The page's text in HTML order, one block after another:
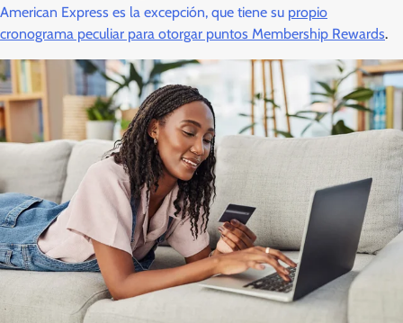
American Express es la excepción, que tiene su propio
cronograma peculiar para otorgar puntos Membership Rewards.